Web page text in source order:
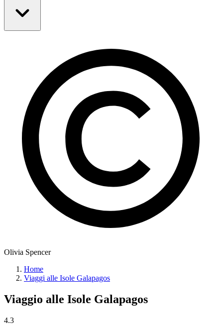
Olivia Spencer
Home
Viaggi alle Isole Galapagos
Viaggio alle Isole Galapagos
4.3